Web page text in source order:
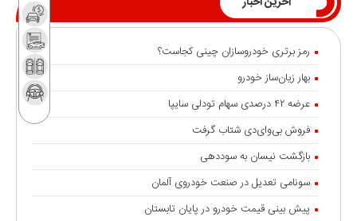
رمز برتری خودروسازان چینی کجاست؟
بهار زیان‌ساز خودرو
عرضه ۴۲ درصدی سهام تودلی سایپا
فروش بی‌وای‌دی شتاب گرفت
بازگشت نیسان به سوددهی
سونامی تعدیل در صنعت خودروی آلمان
پیش بینی قیمت خودرو در پایان تابستان